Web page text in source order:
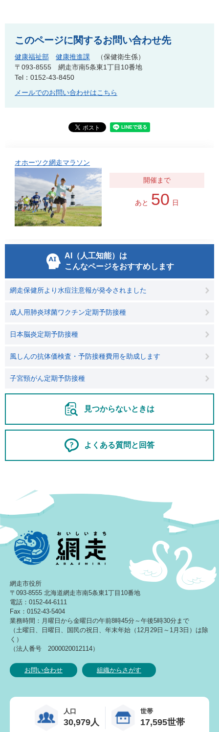
このページに関するお問い合わせ先
健康福祉部 健康推進課
保健衛生係
〒093-8555
網走市南5条東1丁目10番地
Tel：0152-43-8450
メールでのお問い合わせはこちら
オホーツク網走マラソン
あと 50 日
AI（人工知能）は
こんなページをおすすめします
網走保健所より水痘注意報が発令されました
成人用肺炎球菌ワクチン定期予防接種
日本脳炎定期予防接種
風しんの抗体価検査・予防接種費用を助成します
子宮頸がん定期予防接種
見つからないときは
よくある質問と回答
網走市役所
〒093-8555 北海道網走市南5条東1丁目10番地
電話：0152-44-6111
Fax：0152-43-5404
業務時間：月曜日から金曜日の午前8時45分～午後5時30分まで
（土曜日、日曜日、国民の祝日、年末年始（12月29日～1月3日）は除
く）
（法人番号 2000020012114）
お問い合わせ 組織からさがす
人口
30,979人
世帯
17,595世帯